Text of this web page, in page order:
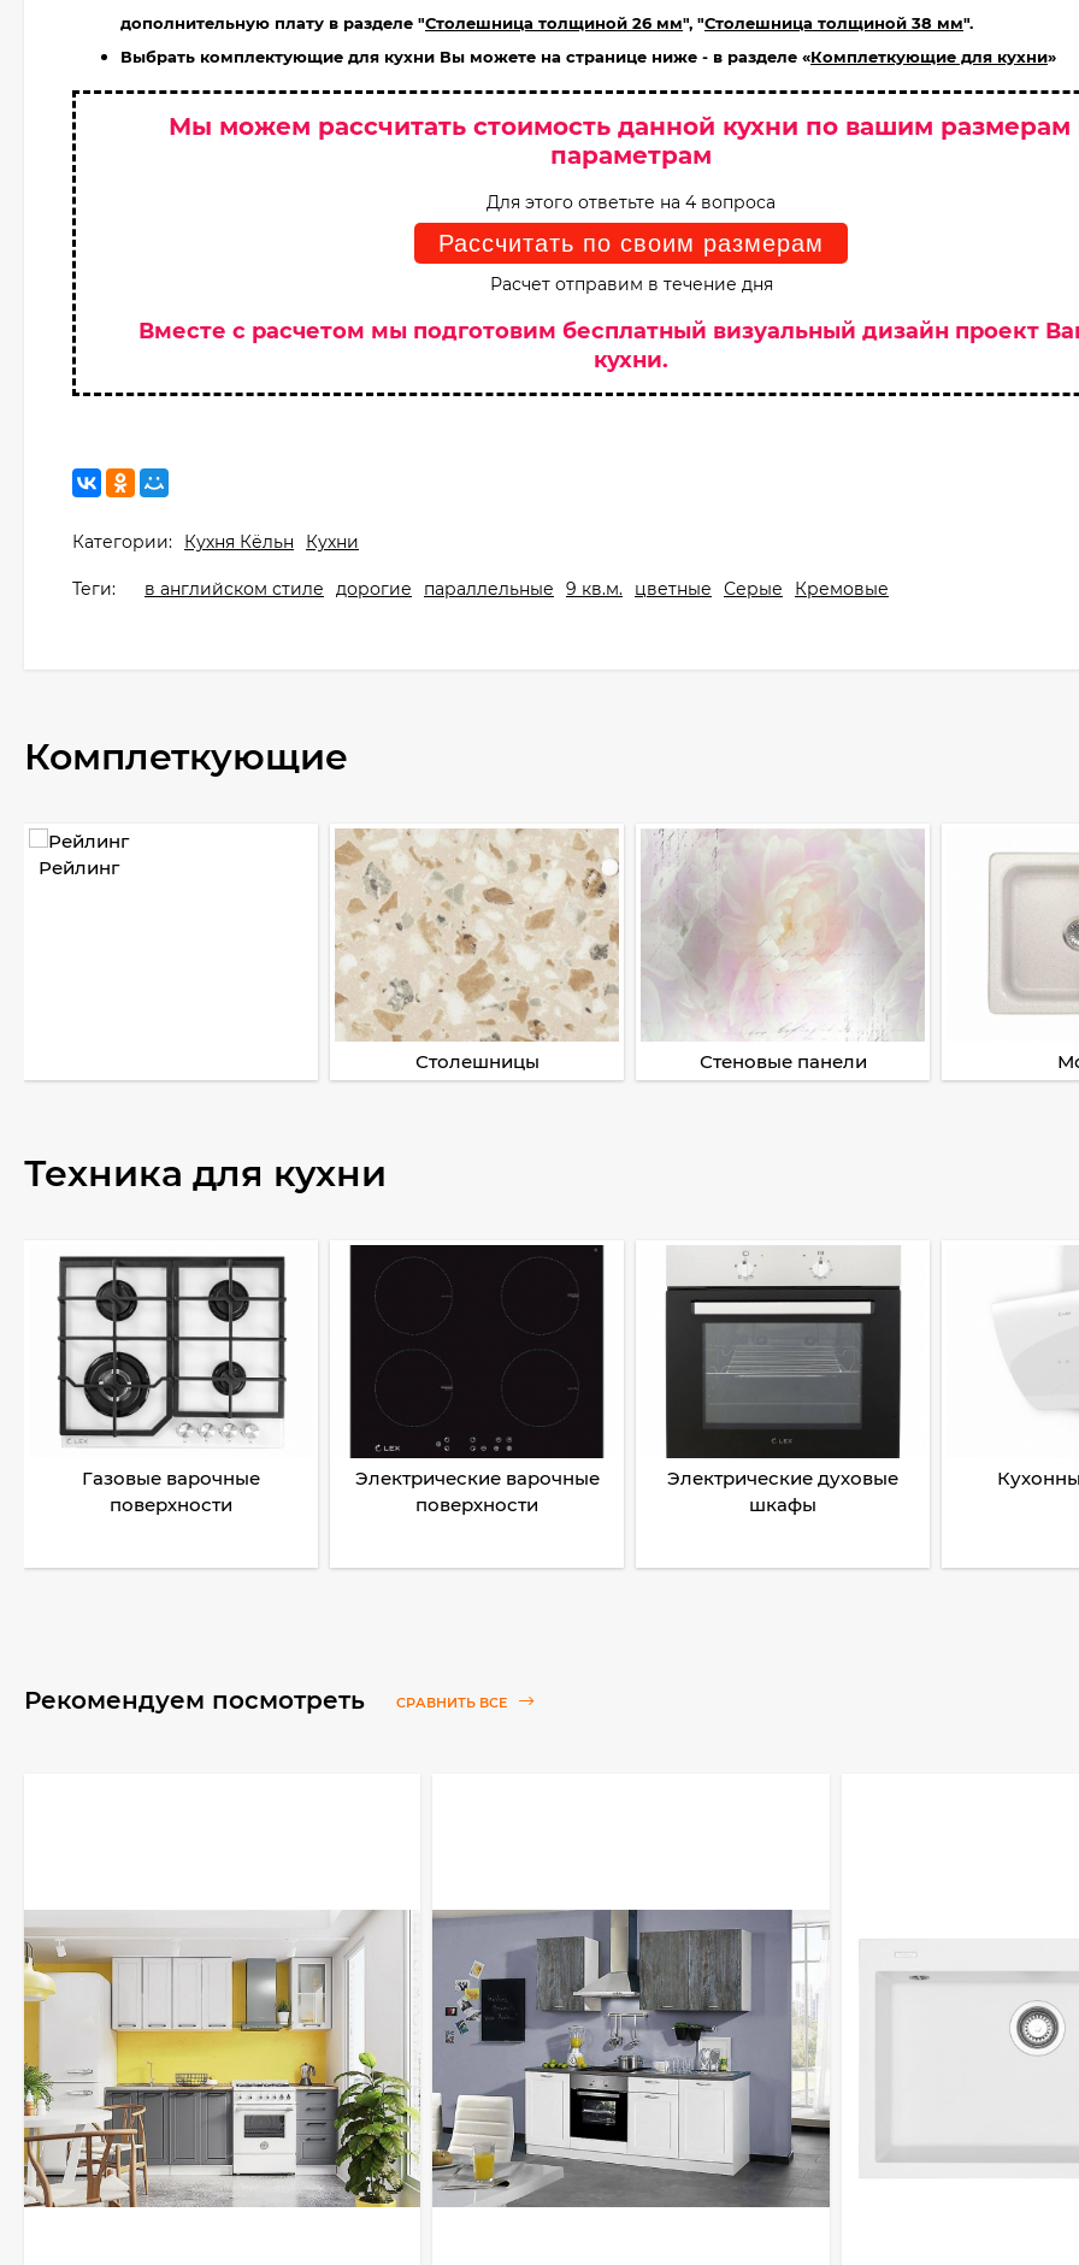
дополнительную плату в разделе "Столешница толщиной 26 мм", "Столешница толщиной 38 мм".
Выбрать комплектующие для кухни Вы можете на странице ниже - в разделе «Комплеткующие для кухни»
Мы можем рассчитать стоимость данной кухни по вашим размерам
параметрам
Для этого ответьте на 4 вопроса
Рассчитать по своим размерам
Расчет отправим в течение дня
Вместе с расчетом мы подготовим бесплатный визуальный дизайн проект
кухни.
Категории: Кухня Кёльн Кухни
Теги: в английском стиле дорогие параллельные 9 кв.м. цветные Серые Кремовые
Комплеткующие
Рейлинг
Столешницы Стеновые панели
Техника для кухни
Газовые варочные
поверхности
Электрические варочные
поверхности
Электрические духовые
шкафы
Рекомендуем посмотреть СРАВНИТЬ ВСЕ